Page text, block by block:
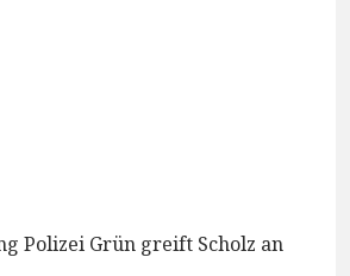
Polizei Grün greift Scholz an